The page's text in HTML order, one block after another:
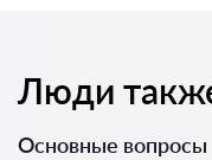
Люди
Основные вопросы